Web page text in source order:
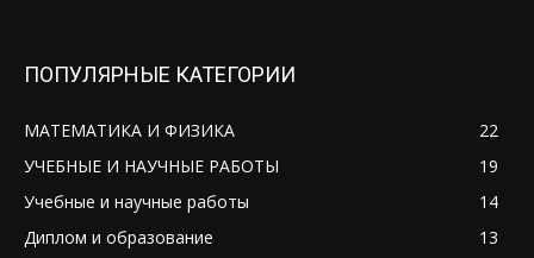
ПОПУЛЯРНЫЕ КАТЕГОРИИ
МАТЕМАТИКА И ФИЗИКА
22
УЧЕБНЫЕ И НАУЧНЫЕ РАБОТЫ
19
Учебные и научные работы
14
Диплом и образование
13